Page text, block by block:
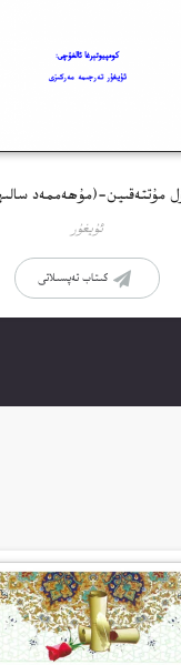
مۇتتەقىين-(مۇھەممەد
ئۇيغۇر
كىتاب تەپسىلاتى